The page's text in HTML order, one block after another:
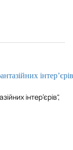
інтер’єрів",